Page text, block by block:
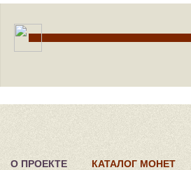
О ПРОЕКТЕ КАТАЛОГ МОНЕТ